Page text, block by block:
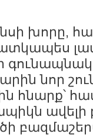
խորը,
նոր
հնարք՝